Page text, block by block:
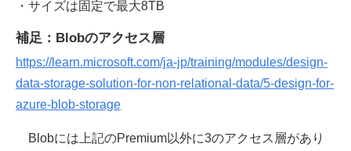
・サイズは固定で最大8TB
補足：Blobのアクセス層
https://learn.microsoft.com/ja-jp/training/modules/design-
data-storage-solution-for-non-relational-data/5-design-for-
azure-blob-storage
Blobには上記のPremium以外に3のアクセス層があり